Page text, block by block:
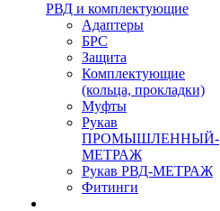
РВД и комплектующие
Адаптеры
БРС
Защита
Комплектующие
(кольца, прокладки)
Муфты
Рукав
ПРОМЫШЛЕННЫЙ-
МЕТРАЖ
Рукав РВД-МЕТРАЖ
Фитинги